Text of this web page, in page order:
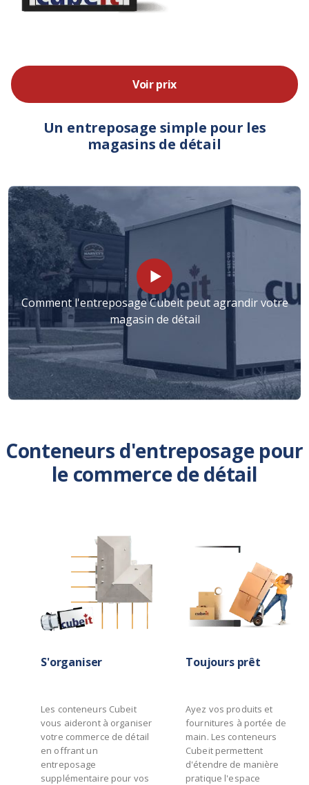
Voir prix
Un entreposage simple pour les
magasins de détail
Comment l'entreposage Cubeit peut agrandir votre
magasin de détail
Conteneurs d'entreposage pour
le commerce de détail
S'organiser
Les conteneurs Cubeit
vous aideront à organiser
votre commerce de détail
en offrant un
entreposage
supplémentaire pour vos
Toujours prêt
Ayez vos produits et
fournitures à portée de
main. Les conteneurs
Cubeit permettent
d'étendre de manière
pratique l'espace